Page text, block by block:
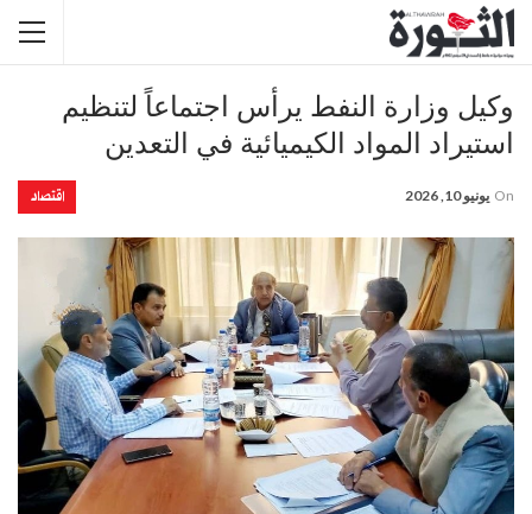
وكيل وزارة النفط يرأس اجتماعاً لتنظيم
استيراد المواد الكيميائية في التعدين
اقتصاد On يونيو 10, 2026